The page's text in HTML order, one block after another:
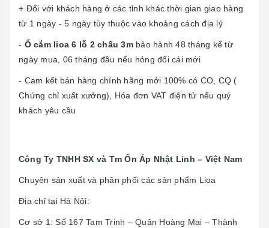
+ Đối với khách hàng ở các tỉnh khác thời gian giao hàng
từ 1 ngày - 5 ngày tùy thuộc vào khoảng cách địa lý
- Ổ cắm lioa 6 lỗ 2 chấu 3m bảo hành 48 tháng kể từ
ngày mua, 06 tháng đầu nếu hỏng đổi cái mới
- Cam kết bán hàng chính hãng mới 100% có CO, CQ (
Chứng chỉ xuất xưởng), Hóa đơn VAT điện tử nếu quý
khách yêu cầu
Công Ty TNHH SX và Tm Ổn Áp Nhật Linh – Việt Nam
Chuyên sản xuất và phân phối các sản phẩm Lioa
Địa chỉ tại Hà Nội:
Cơ sở 1: Số 167 Tam Trinh – Quận Hoàng Mai – Thành